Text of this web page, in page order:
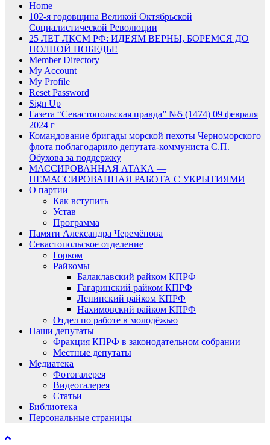
Home
102-я годовщина Великой Октябрьской
Социалистической Революции
25 ЛЕТ ЛКСМ РФ: ИДЕЯМ ВЕРНЫ, БОРЕМСЯ ДО
ПОЛНОЙ ПОБЕДЫ!
Member Directory
My Account
My Profile
Reset Password
Sign Up
Газета “Севастопольская правда” №5 (1474) 09 февраля
2024 г
Командование бригады морской пехоты Черноморского
флота поблагодарило депутата-коммуниста С.П.
Обухова за поддержку
МАССИРОВАННАЯ АТАКА —
НЕМАССИРОВАННАЯ РАБОТА С УКРЫТИЯМИ
О партии
Как вступить
Устав
Программа
Памяти Александра Черемёнова
Севастопольское отделение
Горком
Райкомы
Балаклавский райком КПРФ
Гагаринский райком КПРФ
Ленинский райком КПРФ
Нахимовский райком КПРФ
Отдел по работе в молодёжью
Наши депутаты
Фракция КПРФ в законодательном собрании
Местные депутаты
Медиатека
Фотогалерея
Видеогалерея
Статьи
Библиотека
Персональные страницы